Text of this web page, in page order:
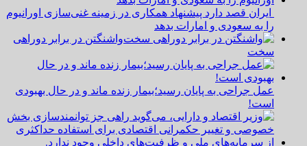
ایران قصد دارد پیشنهاد همکاری در زمینه غنی‌سازی اورانیوم
را به سعودی و امارات بدهد
واشنگتن در برابر دوراهی
سخت
عمل جراحی به پایان رسید؛بیمار زنده ماند و در حال بهبودی
است!